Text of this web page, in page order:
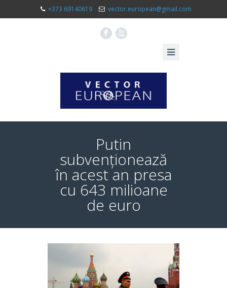
+373 69140619 vector.european@gmail.com
F X
Putin
subvenționează
în acest an presa
cu 643 milioane
de euro